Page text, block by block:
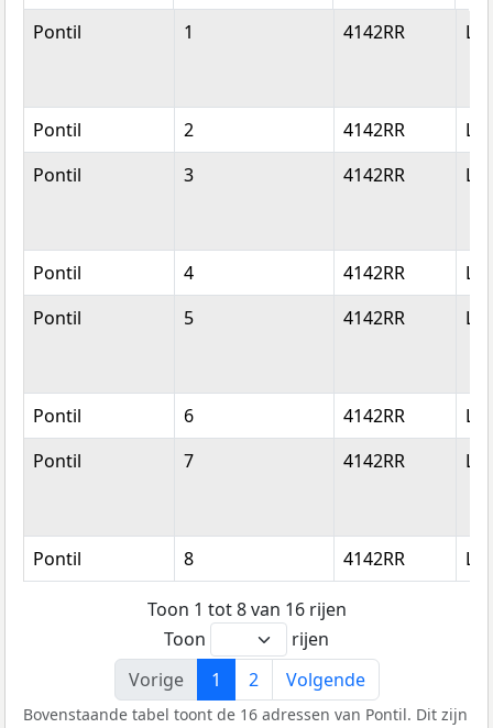
Straatnaam
Huisnummer Postcode
Pontil 1 4142RR
Pontil 2 4142RR
Pontil
3 4142RR
Pontil 4 4142RR
Pontil
5 4142RR
Pontil 6 4142RR
Pontil
7 4142RR
Pontil 8 4142RR
Toon 1 tot 8 van 16 rijen
Toon
rijen
Vorige
1 2 Volgende
Bovenstaande tabel toont de 16 adressen van Pontil. Dit zijn